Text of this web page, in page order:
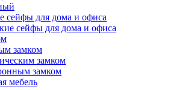
сейфы для дома и офиса
сейфы для дома и офиса
замком
замком
замком
мебель